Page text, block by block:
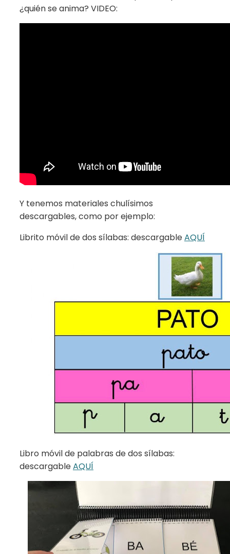
¿quién se anima? VIDEO:
Y tenemos materiales chulísimos
descargables, como por ejemplo:
Librito móvil de dos sílabas: descargableAQUÍ
Libro móvil de palabras de dos sílabas:
descargableAQUÍ